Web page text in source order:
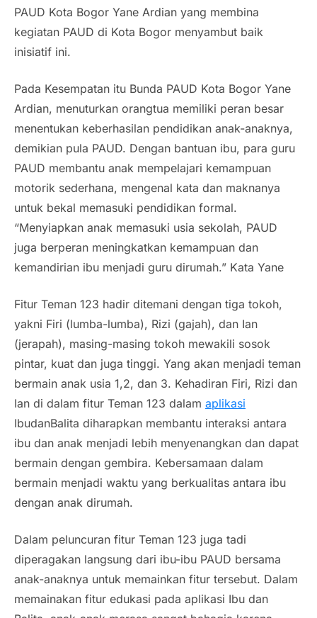
PAUD Kota Bogor Yane Ardian yang membina
kegiatan PAUD di Kota Bogor menyambut baik
inisiatif ini.
Pada Kesempatan itu Bunda PAUD Kota Bogor Yane
Ardian, menuturkan orangtua memiliki peran besar
menentukan keberhasilan pendidikan anak-anaknya,
demikian pula PAUD. Dengan bantuan ibu, para guru
PAUD membantu anak mempelajari kemampuan
motorik sederhana, mengenal kata dan maknanya
untuk bekal memasuki pendidikan formal.
“Menyiapkan anak memasuki usia sekolah, PAUD
juga berperan meningkatkan kemampuan dan
kemandirian ibu menjadi guru dirumah.” Kata Yane
Fitur Teman 123 hadir ditemani dengan tiga tokoh,
yakni Firi (lumba-lumba), Rizi (gajah), dan Ian
(jerapah), masing-masing tokoh mewakili sosok
pintar, kuat dan juga tinggi. Yang akan menjadi teman
bermain anak usia 1,2, dan 3. Kehadiran Firi, Rizi dan
Ian di dalam fitur Teman 123 dalam aplikasi
IbudanBalita diharapkan membantu interaksi antara
ibu dan anak menjadi lebih menyenangkan dan dapat
bermain dengan gembira. Kebersamaan dalam
bermain menjadi waktu yang berkualitas antara ibu
dengan anak dirumah.
Dalam peluncuran fitur Teman 123 juga tadi
diperagakan langsung dari ibu-ibu PAUD bersama
anak-anaknya untuk memainkan fitur tersebut. Dalam
memainakan fitur edukasi pada aplikasi Ibu dan